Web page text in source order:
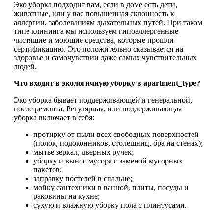
Эко уборка подходит вам, если в доме есть дети,
животные, или у вас повышенная склонность к
аллергии, заболеваниям дыхательных путей. При таком
типе клининга мы используем гипоаллергенные
чистящие и моющие средства, которые прошли
сертификацию. Это положительно сказывается на
здоровье и самочувствии даже самых чувствительных
людей.
Что входит в экологичную уборку в apartment_type?
Эко уборка бывает поддерживающей и генеральной,
после ремонта. Регулярная, или поддерживающая
уборка включает в себя:
протирку от пыли всех свободных поверхностей
(полок, подоконников, столешниц, бра на стенах);
мытье зеркал, дверных ручек;
уборку и вынос мусора с заменой мусорных
пакетов;
заправку постелей в спальне;
мойку сантехники в ванной, плиты, посуды и
раковины на кухне;
сухую и влажную уборку пола с плинтусами.